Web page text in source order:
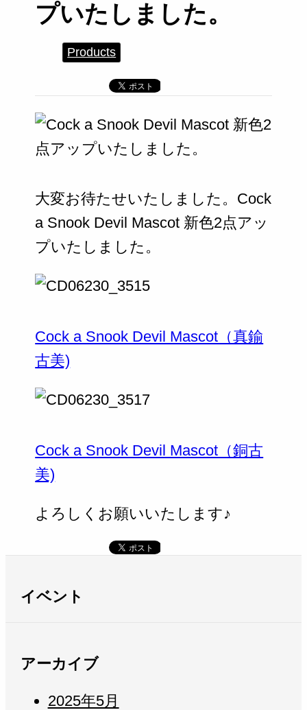
プいたしました。
Products
大変お待たせいたしました。Cock
a Snook Devil Mascot 新色2点アッ
プいたしました。
Cock a Snook Devil Mascot（真鍮
古美)
Cock a Snook Devil Mascot（銅古
美)
よろしくお願いいたします♪
イベント
アーカイブ
2025年5月